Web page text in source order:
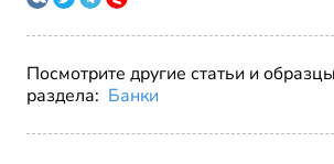
Посмотрите другие статьи и
раздела: Банки